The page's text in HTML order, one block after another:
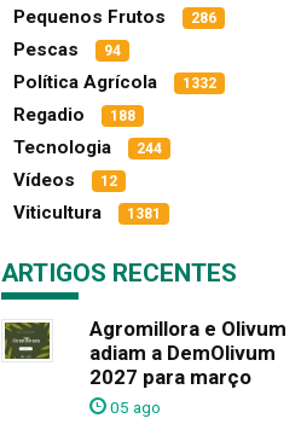
Pequenos Frutos 286
Pescas 94
Política Agrícola 1332
Regadio 188
Tecnologia 244
Vídeos 12
Viticultura 1381
ARTIGOS RECENTES
Agromillora e Olivum
adiam a DemOlivum
2027 para março
05 ago